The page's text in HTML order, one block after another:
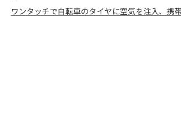
ワンタッチで自転車のタイヤに空気を注入、携